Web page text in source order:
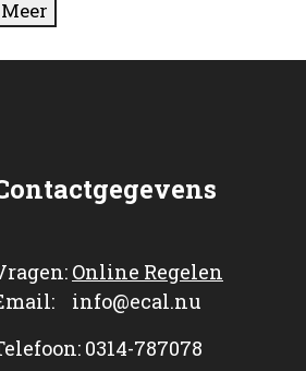
Meer
Online Regelen
info@ecal.nu
0314-787078